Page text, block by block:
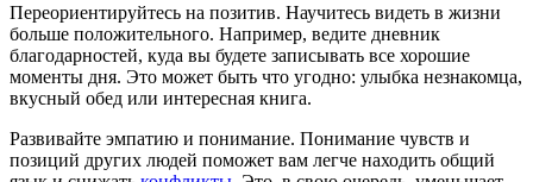
Переориентируйтесь на позитив. Научитесь видеть в жизни
больше положительного. Например, ведите дневник
благодарностей, куда вы будете записывать все хорошие
моменты дня. Это может быть что угодно: улыбка незнакомца,
вкусный обед или интересная книга.
Развивайте эмпатию и понимание. Понимание чувств и
позиций других людей поможет вам легче находить общий